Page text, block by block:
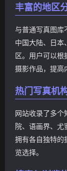
丰富的地区
与普通写真图库
中国大陆、日本
区。用户可以根
摄影作品，提高
热门写真机
网站收录了多个
院、语画界、
拥有各自独特的
览选择。